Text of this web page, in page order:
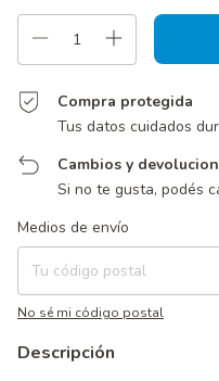
Compra protegida
Tus datos cuidados
Cambios y
Si no te gusta, podés
Entregas para el CP:
Medios de envío
No sé mi código postal
Descripción